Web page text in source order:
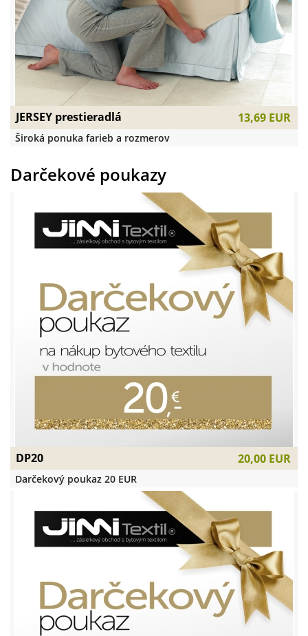
JERSEY prestieradlá 13,69 EUR
Široká ponuka farieb a rozmerov
DP20 20,00 EUR
Darčekový poukaz 20 EUR
Darčekové poukazy